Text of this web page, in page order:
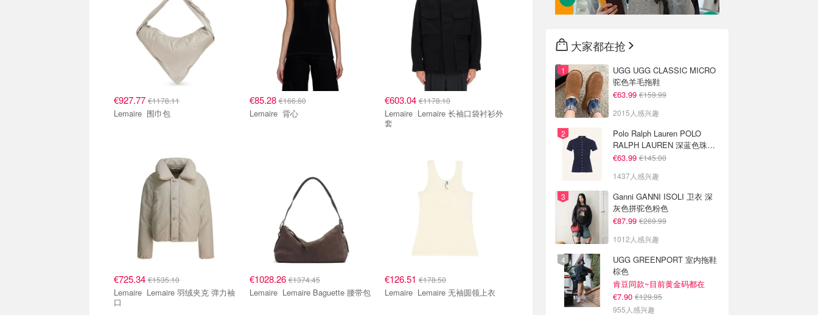
€927.77 €1178.11
Lemaire 围巾包
€85.28€166.60
Lemaire 背心
€603.04 €1178.10
Lemaire Lemaire 长袖口袋衬衫外
套
€725.34 €1535.10
Lemaire Lemaire 羽绒夹克 弹力袖
口
€1028.26€1374.45
Lemaire Lemaire Baguette 腰带包
€126.51 €178.50
Lemaire Lemaire 无袖圆领上衣
大家都在抢
UGG UGG CLASSIC MICRO
驼色羊毛拖鞋
€63.99 €159.99
2015人感兴趣
Polo Ralph Lauren POLO
RALPH LAUREN 深蓝色珠地
布 Polo衫
€63.99 €145.00
1437人感兴趣
Ganni GANNI ISOLI 卫衣 深
灰色拼驼色粉色
€87.99 €269.99
1012人感兴趣
UGG GREENPORT 室内拖鞋
棕色
肯豆同款~目前黄金码都在
€7.90 €129.95
955人感兴趣